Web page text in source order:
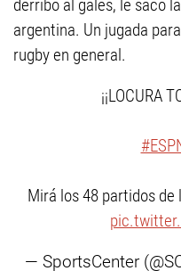
derribó al galés, le sacó
argentina. Un jugada
rugby en general.
¡¡LOCURA
Mirá los 48 partidos de
— SportsCenter